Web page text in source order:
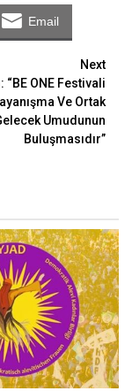
Email
Next
“BE ONE Festivali
Ve Ortak
Umudunun
Buluşmasıdır”